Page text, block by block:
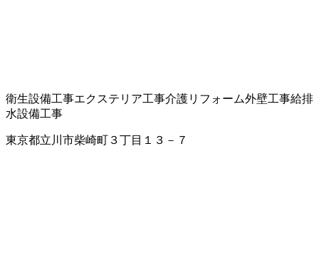
衛生設備工事エクステリア工事介護リフォーム外壁工事給排
水設備工事
東京都立川市柴崎町３丁目１３－７